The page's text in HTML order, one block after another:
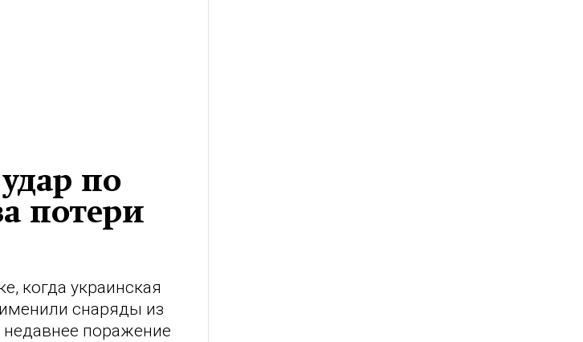
по
потери
когда украинская
снаряды из
поражение